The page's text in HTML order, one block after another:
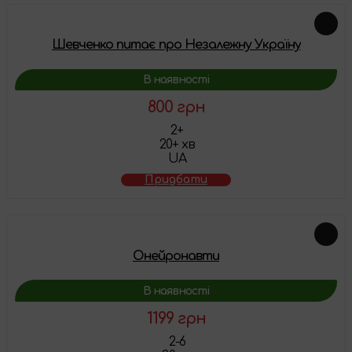
Шевченко питає про Незалежну Україну
В наявності
800 грн
2+
20+ хв
UA
Придбати
Онейронавти
В наявності
1199 грн
2-6